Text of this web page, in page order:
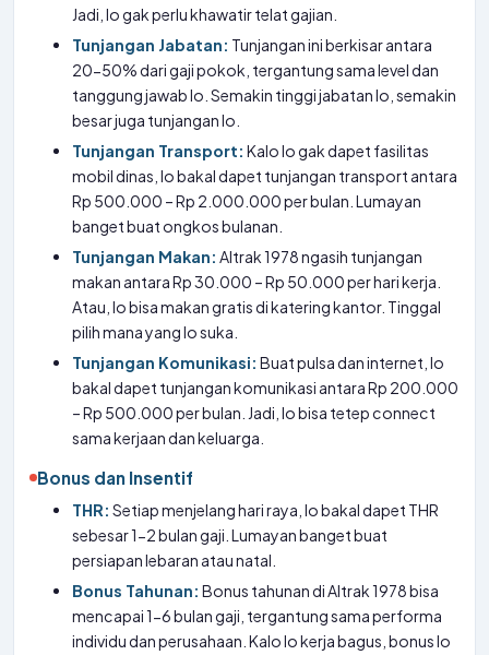
Jadi, lo gak perlu khawatir telat gajian.
Tunjangan Jabatan: Tunjangan ini berkisar antara
20-50% dari gaji pokok, tergantung sama level dan
tanggung jawab lo. Semakin tinggi jabatan lo, semakin
besar juga tunjangan lo.
Tunjangan Transport: Kalo lo gak dapet fasilitas
mobil dinas, lo bakal dapet tunjangan transport antara
Rp 500.000 – Rp 2.000.000 per bulan. Lumayan
banget buat ongkos bulanan.
Tunjangan Makan: Altrak 1978 ngasih tunjangan
makan antara Rp 30.000 – Rp 50.000 per hari kerja.
Atau, lo bisa makan gratis di katering kantor. Tinggal
pilih mana yang lo suka.
Tunjangan Komunikasi: Buat pulsa dan internet, lo
bakal dapet tunjangan komunikasi antara Rp 200.000
– Rp 500.000 per bulan. Jadi, lo bisa tetep connect
sama kerjaan dan keluarga.
Bonus dan Insentif
THR: Setiap menjelang hari raya, lo bakal dapet THR
sebesar 1-2 bulan gaji. Lumayan banget buat
persiapan lebaran atau natal.
Bonus Tahunan: Bonus tahunan di Altrak 1978 bisa
mencapai 1-6 bulan gaji, tergantung sama performa
individu dan perusahaan. Kalo lo kerja bagus, bonus lo